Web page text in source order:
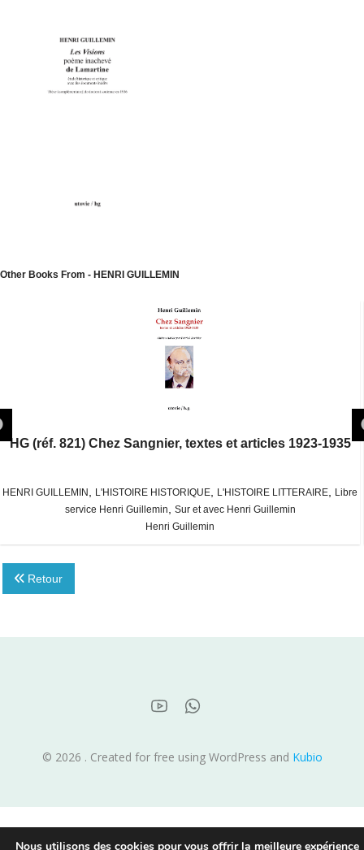
Other Books From - HENRI GUILLEMIN
HG (réf. 821) Chez Sangnier, textes et articles 1923-1935
HENRI GUILLEMIN , L'HISTOIRE HISTORIQUE, L'HISTOIRE LITTERAIRE, Libre
service Henri Guillemin, Sur et avec Henri Guillemin
Henri Guillemin
Retour
© 2026 . Created for free using WordPress and Kubio
Nous utilisons des cookies pour vous offrir la meilleure expérience